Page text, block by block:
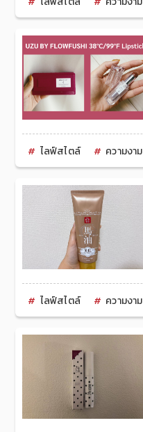
ไลฟ์สไตล์ ความงาม
ไลฟ์สไตล์ ความงาม